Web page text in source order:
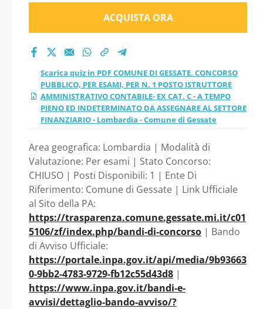
AMMINISTRATIVO
CONTABILE- EX CAT.
C - A TEMPO PIENO
ED INDETERMINATO
DA ASSEGNARE AL
SETTORE
FINANZIARIO -
Lombardia - Comune
di Gessate
TEMPO PIENO ED
INDETERMINATO DA
ASSEGNARE AL SETTORE
FINANZIARIO - Lombardia
- Comune di Gessate
ACQUISTA ORA
Scarica quiz in PDF COMUNE DI GESSATE. CONCORSO
PUBBLICO, PER ESAMI, PER N. 1 POSTO ISTRUTTORE
AMMINISTRATIVO CONTABILE- EX CAT. C - A TEMPO
PIENO ED INDETERMINATO DA ASSEGNARE AL SETTORE
FINANZIARIO - Lombardia - Comune di Gessate
Area geografica: Lombardia | Modalità di
Valutazione: Per esami | Stato Concorso:
CHIUSO | Posti Disponibili: 1 | Ente Di
Riferimento: Comune di Gessate | Link Ufficiale
al Sito della PA:
https://trasparenza.comune.gessate.mi.it/c01
5106/zf/index.php/bandi-di-concorso | Bando
di Avviso Ufficiale:
https://portale.inpa.gov.it/api/media/9b93663
0-9bb2-4783-9729-fb12c55d43d8 |
https://www.inpa.gov.it/bandi-e-
avvisi/dettaglio-bando-avviso/?